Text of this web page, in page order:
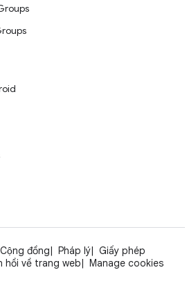
Cộng đồng Pháp lý
Giấy phép
hồi về trang web Manage cookies